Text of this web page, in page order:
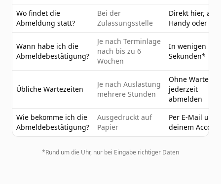
Wo findet die
Abmeldung statt?
Bei der
Zulassungsstelle
Direkt hier, am
Handy oder PC
Wann habe ich die
Abmeldebestätigung?
Je nach Terminlage
nach bis zu 6
Wochen
In wenigen
Sekunden*
Übliche Wartezeiten
Je nach Auslastung
mehrere Stunden
Ohne Wartezeit
jederzeit
abmelden
Wie bekomme ich die
Abmeldebestätigung?
Ausgedruckt auf
Papier
Per E-Mail und
deinem
*Rund um die Uhr, nur bei Eingabe richtiger Daten